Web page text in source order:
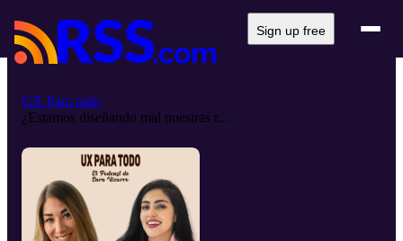
Sign up free
UX Para todo
¿Estamos diseñando mal nuestras r...